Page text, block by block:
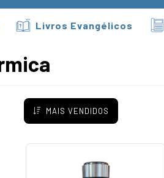
Livros Evangélicos
MAIS VENDIDOS